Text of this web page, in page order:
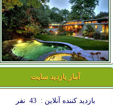
آمار بازدید سایت
بازدید کننده آنلاین : 43 نفر